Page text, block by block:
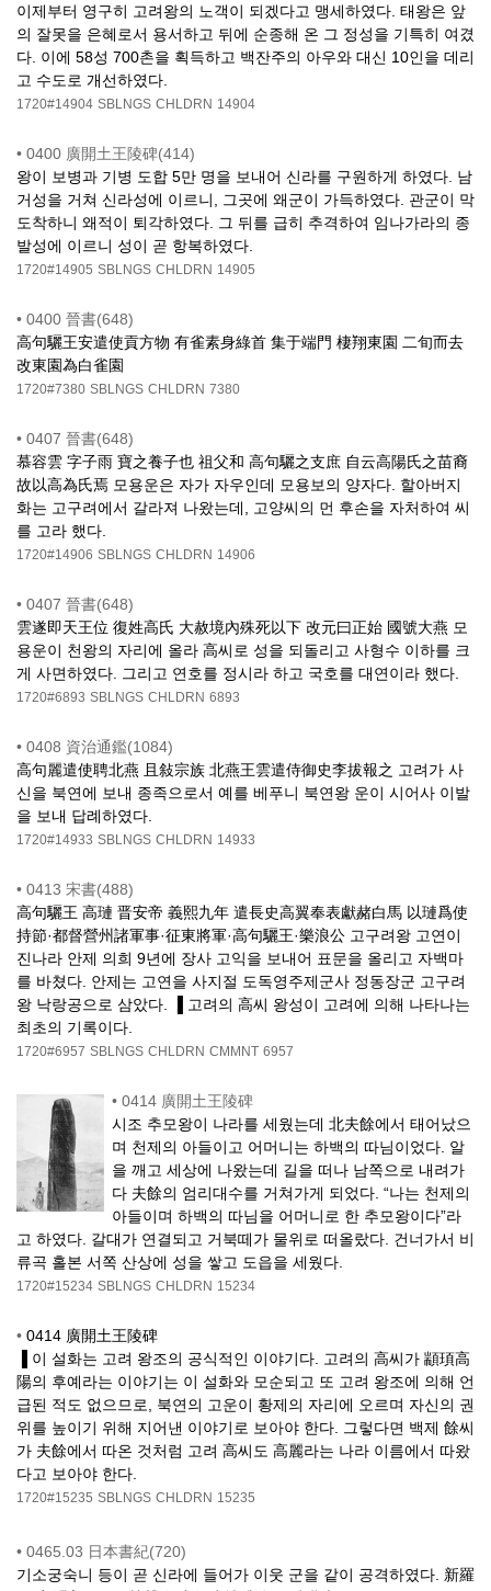
이제부터 영구히 고려왕의 노객이 되겠다고 맹세하였다. 태왕은 앞
의 잘못을 은혜로서 용서하고 뒤에 순종해 온 그 정성을 기특히 여겼
다. 이에 58성 700촌을 획득하고 백잔주의 아우와 대신 10인을 데리
고 수도로 개선하였다.
1720#14904 SBLNGS CHLDRN 14904
• 0400 廣開土王陵碑(414)
왕이 보병과 기병 도합 5만 명을 보내어 신라를 구원하게 하였다. 남
거성을 거쳐 신라성에 이르니, 그곳에 왜군이 가득하였다. 관군이 막
도착하니 왜적이 퇴각하였다. 그 뒤를 급히 추격하여 임나가라의 종
발성에 이르니 성이 곧 항복하였다.
1720#14905 SBLNGS CHLDRN 14905
• 0400 晉書(648)
高句驪王安遣使貢方物 有雀素身綠首 集于端門 棲翔東園 二旬而去
改東園為白雀園
1720#7380 SBLNGS CHLDRN 7380
• 0407 晉書(648)
慕容雲 字子雨 寶之養子也 祖父和 高句驪之支庶 自云高陽氏之苗裔
故以高為氏焉 모용운은 자가 자우인데 모용보의 양자다. 할아버지
화는 고구려에서 갈라져 나왔는데, 고양씨의 먼 후손을 자처하여 씨
를 고라 했다.
1720#14906 SBLNGS CHLDRN 14906
• 0407 晉書(648)
雲遂即天王位 復姓高氏 大赦境內殊死以下 改元曰正始 國號大燕 모
용운이 천왕의 자리에 올라 高씨로 성을 되돌리고 사형수 이하를 크
게 사면하였다. 그리고 연호를 정시라 하고 국호를 대연이라 했다.
1720#6893 SBLNGS CHLDRN 6893
• 0408 資治通鑑(1084)
高句麗遣使聘北燕 且敍宗族 北燕王雲遣侍御史李拔報之 고려가 사
신을 북연에 보내 종족으로서 예를 베푸니 북연왕 운이 시어사 이발
을 보내 답례하였다.
1720#14933 SBLNGS CHLDRN 14933
• 0413 宋書(488)
高句驪王 高璉 晋安帝 義熙九年 遣長史高翼奉表獻赭白馬 以璉爲使
持節·都督營州諸軍事·征東將軍·高句驪王·樂浪公 고구려왕 고연이
진나라 안제 의희 9년에 장사 고익을 보내어 표문을 올리고 자백마
를 바쳤다. 안제는 고연을 사지절 도독영주제군사 정동장군 고구려
왕 낙랑공으로 삼았다. ▐ 고려의 高씨 왕성이 고려에 의해 나타나는
최초의 기록이다.
1720#6957 SBLNGS CHLDRN CMMNT 6957
• 0414 廣開土王陵碑
시조 추모왕이 나라를 세웠는데 北夫餘에서 태어났으
며 천제의 아들이고 어머니는 하백의 따님이었다. 알
을 깨고 세상에 나왔는데 길을 떠나 남쪽으로 내려가
다 夫餘의 엄리대수를 거쳐가게 되었다. “나는 천제의
아들이며 하백의 따님을 어머니로 한 추모왕이다”라
고 하였다. 갈대가 연결되고 거북떼가 물위로 떠올랐다. 건너가서 비
류곡 홀본 서쪽 산상에 성을 쌓고 도읍을 세웠다.
1720#15234 SBLNGS CHLDRN 15234
• 0414 廣開土王陵碑
▐ 이 설화는 고려 왕조의 공식적인 이야기다. 고려의 高씨가 顓頊高
陽의 후예라는 이야기는 이 설화와 모순되고 또 고려 왕조에 의해 언
급된 적도 없으므로, 북연의 고운이 황제의 자리에 오르며 자신의 권
위를 높이기 위해 지어낸 이야기로 보아야 한다. 그렇다면 백제 餘씨
가 夫餘에서 따온 것처럼 고려 高씨도 高麗라는 나라 이름에서 따왔
다고 보아야 한다.
1720#15235 SBLNGS CHLDRN 15235
• 0465.03 日本書紀(720)
기소궁숙니 등이 곧 신라에 들어가 이웃 군을 같이 공격하였다. 新羅